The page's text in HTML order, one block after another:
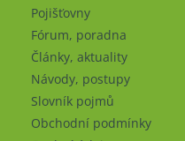
Pojišťovny
Fórum, poradna
Články, aktuality
Návody, postupy
Slovník pojmů
Obchodní podmínky